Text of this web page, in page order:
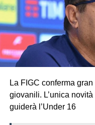
La FIGC conferma
giovanili. L’unica
guiderà l’Under 16